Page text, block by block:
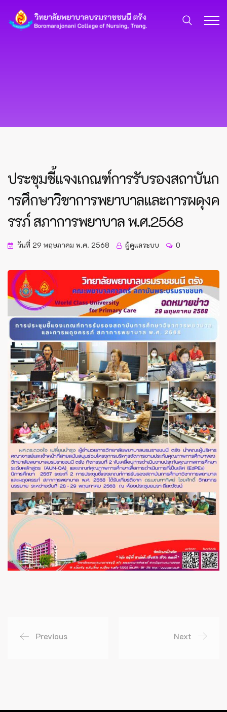
ประชุมชี้แจงเกณฑ์การรับรองสถาบันก
ารศึกษาวิชาการพยาบาลและการผดุงค
รรภ์ สภาการพยาบาล พ.ศ.2568
วันที่ 29 พฤษภาคม พ.ศ. 2568 ผู้ดูแลระบบ 0
Previous Next